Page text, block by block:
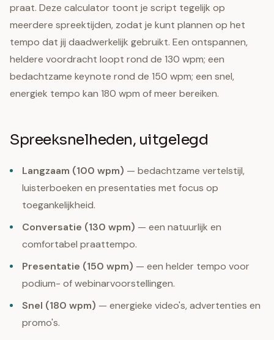
praat. Deze calculator toont je script tegelijk op
meerdere spreektijden, zodat je kunt plannen op het
tempo dat jij daadwerkelijk gebruikt. Een ontspannen,
heldere voordracht loopt rond de 130 wpm; een
bedachtzame keynote rond de 150 wpm; een snel,
energiek tempo kan 180 wpm of meer bereiken.
Spreeksnelheden, uitgelegd
Langzaam (100 wpm) — bedachtzame vertelstijl,
luisterboeken en presentaties met focus op
toegankelijkheid.
Conversatie (130 wpm) — een natuurlijk en
comfortabel praattempo.
Presentatie (150 wpm) — een helder tempo voor
podium- of webinarvoorstellingen.
Snel (180 wpm) — energieke video's, advertenties en
promo's.